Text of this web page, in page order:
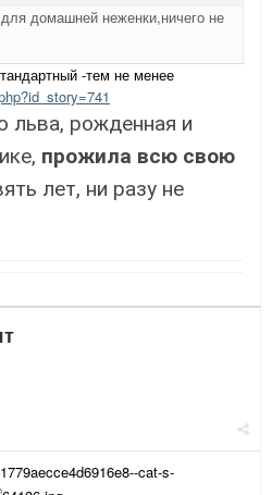
домашней неженки,ничего не
-тем не менее
льва, рожденная и
прожила всю свою
лет, ни разу не